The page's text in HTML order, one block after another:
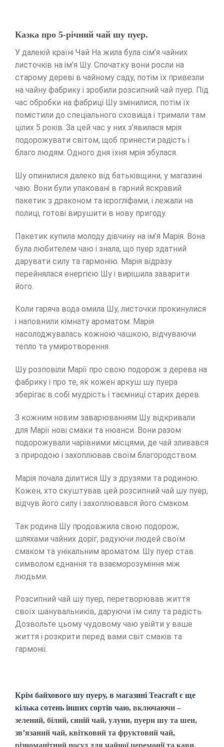
Казка про 5-річний чай шу пуер.
У далекій країні Чай На жила була сім’я чайних
листочків на ім’я Шу. Спочатку вони росли на
старому дереві в чайному саду, потім їх привезли
на чайну фабрику і зробили розсипний чай пуер. Під
час обробки на фабриці Шу змінилися, потім їх
помістили до спеціального сховища і тримали там
цілих 5 років. За цей час у них з’явилася мрія
подорожувати світом, щоб принести радість і
благо людям. Одного дня їхня мрія збулася.
Шу опинилися далеко від батьківщини, у магазині
чаю. Вони були упаковані в гарний яскравий
пакетик з драконом та ієрогліфами, і лежали на
полиці, готові вирушити в нову пригоду.
Пакетик купила молоду дівчину на ім’я Марія. Вона
була любителем чаю і знала, що пуер здатний
дарувати силу та гармонію. Марія відразу
перейнялася енергією Шу і вирішила заварити
його.
Коли гаряча вода омила Шу, листочки прокинулися
і наповнили кімнату ароматом. Марія
насолоджувалась кожною чашкою, відчуваючи
тепло та умиротворення.
Шу розповіли Марії про свою подорож з дерева на
фабрику і про те, як кожен аркуш шу пуера
зберігає в собі мудрість і таємниці старих дерев.
З кожним новим заварюванням Шу відкривали
для Марії нові смаки та нюанси. Вони разом
подорожували чарівними місцями, де чай зливався
з природою і захоплював своїм благородством.
Марія почала ділитися Шу з друзями та родиною.
Кожен, хто скуштував цей розсипний чай шу пуер,
відчув його силу і захоплювався його смаком.
Так родина Шу продовжила свою подорож,
шляхами чайних доріг, радуючи людей своїм
смаком та унікальним ароматом. Шу пуер став
символом єднання та взаєморозуміння між
людьми.
Розсипний чай шу пуер, перетворював життя
своїх шанувальників, даруючи їм силу та радість.
Дозвольте цьому чудовому чаю увійти у ваше
життя і розкрити перед вами світ смаків та
гармонії.
Крім байхового шу пуеру, в магазині Teacraft є ще
кілька сотень інших сортів чаю, включаючи –
зелений, білий, синій чай, улуни, пуери шу та шен,
зв’язаний чай, квітковий та фруктовий чай,
різноманітний посуд для чайної церемонії та кави.